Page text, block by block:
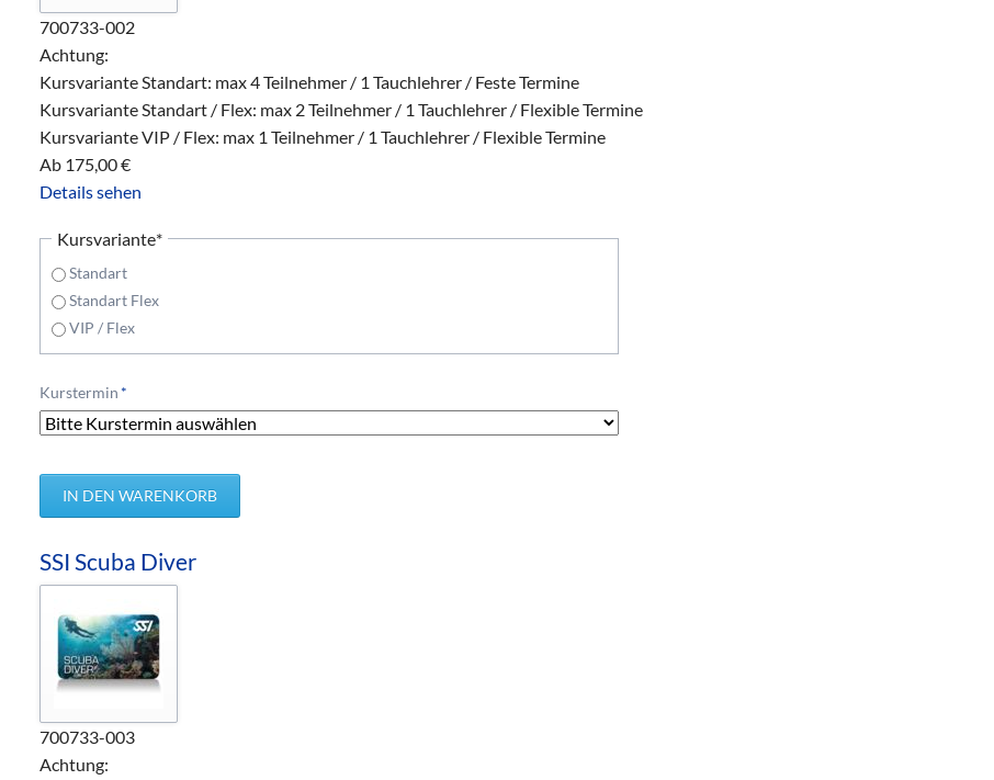
700733-002
Achtung:
Kursvariante Standart: max 4 Teilnehmer / 1 Tauchlehrer / Feste Termine
Kursvariante Standart / Flex: max 2 Teilnehmer / 1 Tauchlehrer / Flexible Termine
Kursvariante VIP / Flex: max 1 Teilnehmer / 1 Tauchlehrer / Flexible Termine
Ab 175,00€
Details sehen
Pflichtfeld
Kursvariante*
Standart
Standart Flex
VIP / Flex
Pflichtfeld
Kurstermin *
SSI Scuba Diver
700733-003
Achtung: